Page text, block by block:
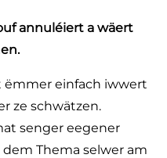
annuléiert a wäert
ëmmer einfach iwwert
ze schwätzen.
senger eegener
Thema selwer am